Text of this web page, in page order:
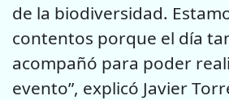
de la biodiversidad.
contentos porque el día
acompañó para poder
evento”, explicó Javier